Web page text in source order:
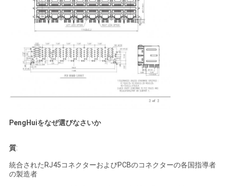
PengHuiをなぜ選びなさいか
質:
統合されたRJ45コネクターおよびPCBのコネクターの各国指導者
の製造者